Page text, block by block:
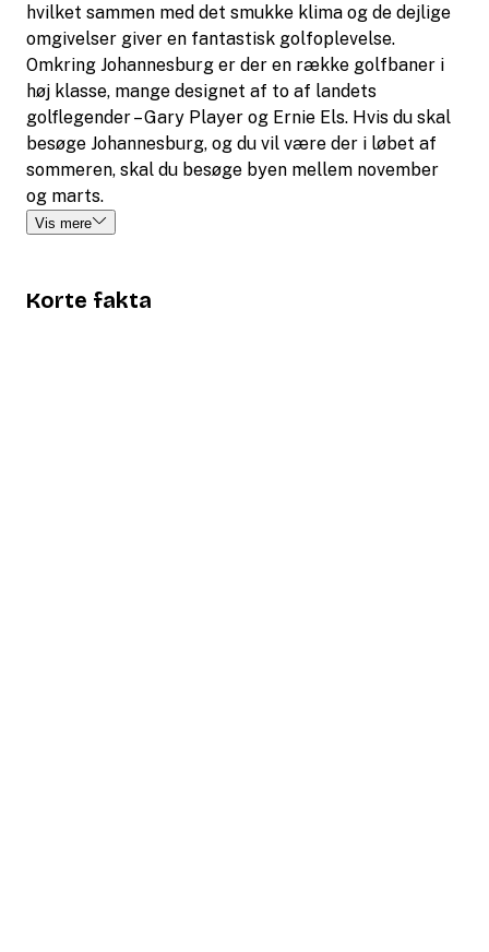
hvilket sammen med det smukke klima og de dejlige
omgivelser giver en fantastisk golfoplevelse.
Omkring Johannesburg er der en række golfbaner i
høj klasse, mange designet af to af landets
golflegender – Gary Player og Ernie Els. Hvis du skal
besøge Johannesburg, og du vil være der i løbet af
sommeren, skal du besøge byen mellem november
og marts.
Vis mere
Korte fakta